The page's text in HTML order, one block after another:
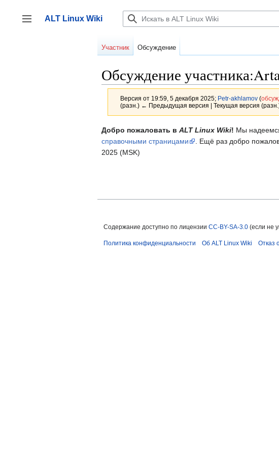
содержанию
Переключить боковую панель
ALT Linux Wiki
Участник Обсуждение
Обсуждение
Версия от 19:59, 5 декабря 2025; Petr-akhlamov (
(разн.) ← Предыдущая версия | Текущая версия
Добро пожаловать в ALT Linux Wiki! Мы
справочными страницами
. Ещё раз добро
2025 (MSK)
Содержание доступно по лицензии CC-BY-SA-3.0 (если не
Политика конфиденциальности Об ALT Linux Wiki Отказ